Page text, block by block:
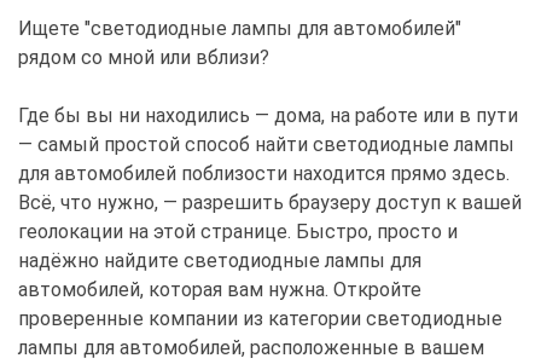
Ищете "светодиодные лампы для автомобилей"
рядом со мной или вблизи?
Где бы вы ни находились — дома, на работе или в пути
— самый простой способ найти светодиодные лампы
для автомобилей поблизости находится прямо здесь.
Всё, что нужно, — разрешить браузеру доступ к вашей
геолокации на этой странице. Быстро, просто и
надёжно найдите светодиодные лампы для
автомобилей, которая вам нужна. Откройте
проверенные компании из категории светодиодные
лампы для автомобилей, расположенные в вашем